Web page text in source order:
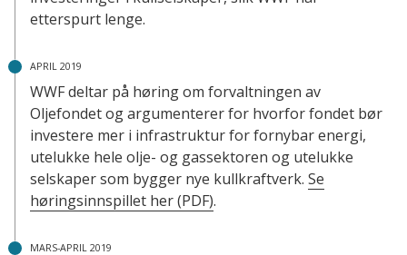
etterspurt lenge.
APRIL 2019
WWF deltar på høring om forvaltningen av
Oljefondet og argumenterer for hvorfor fondet bør
investere mer i infrastruktur for fornybar energi,
utelukke hele olje- og gassektoren og utelukke
selskaper som bygger nye kullkraftverk. Se
høringsinnspillet her (PDF).
MARS-APRIL 2019